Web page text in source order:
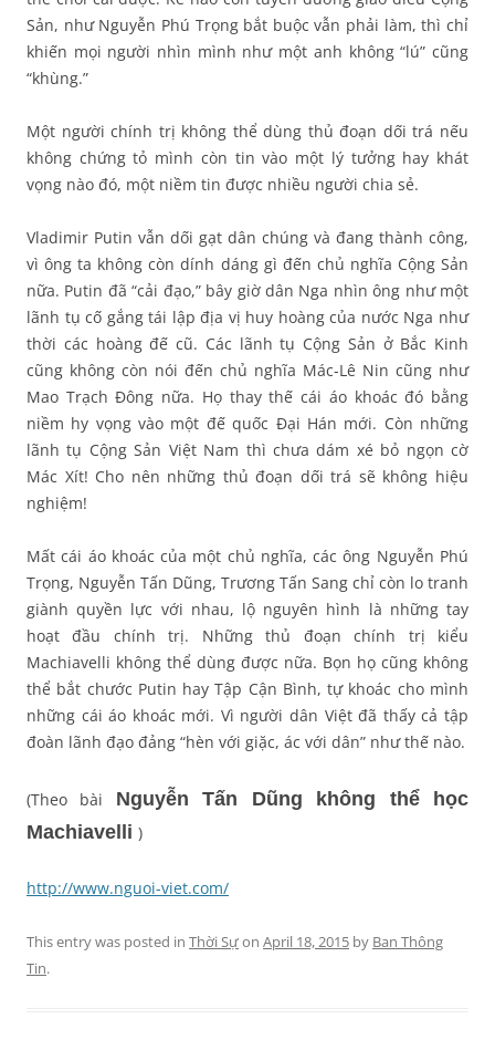
Sản, như Nguyễn Phú Trọng bắt buộc vẫn phải làm, thì chỉ
khiến mọi người nhìn mình như một anh không “lú” cũng
“khùng.”
Một người chính trị không thể dùng thủ đoạn dối trá nếu
không chứng tỏ mình còn tin vào một lý tưởng hay khát
vọng nào đó, một niềm tin được nhiều người chia sẻ.
Vladimir Putin vẫn dối gạt dân chúng và đang thành công,
vì ông ta không còn dính dáng gì đến chủ nghĩa Cộng Sản
nữa. Putin đã “cải đạo,” bây giờ dân Nga nhìn ông như một
lãnh tụ cố gắng tái lập địa vị huy hoàng của nước Nga như
thời các hoàng đế cũ. Các lãnh tụ Cộng Sản ở Bắc Kinh
cũng không còn nói đến chủ nghĩa Mác-Lê Nin cũng như
Mao Trạch Đông nữa. Họ thay thế cái áo khoác đó bằng
niềm hy vọng vào một đế quốc Đại Hán mới. Còn những
lãnh tụ Cộng Sản Việt Nam thì chưa dám xé bỏ ngọn cờ
Mác Xít! Cho nên những thủ đoạn dối trá sẽ không hiệu
nghiệm!
Mất cái áo khoác của một chủ nghĩa, các ông Nguyễn Phú
Trọng, Nguyễn Tấn Dũng, Trương Tấn Sang chỉ còn lo tranh
giành quyền lực với nhau, lộ nguyên hình là những tay
hoạt đầu chính trị. Những thủ đoạn chính trị kiểu
Machiavelli không thể dùng được nữa. Bọn họ cũng không
thể bắt chước Putin hay Tập Cận Bình, tự khoác cho mình
những cái áo khoác mới. Vì người dân Việt đã thấy cả tập
đoàn lãnh đạo đảng “hèn với giặc, ác với dân” như thế nào.
(Theo bài Nguyễn Tấn Dũng không thể học
Machiavelli )
http://www.nguoi-viet.com/
This entry was posted in Thời Sựon April 18, 2015 by Ban Thông
Tin.